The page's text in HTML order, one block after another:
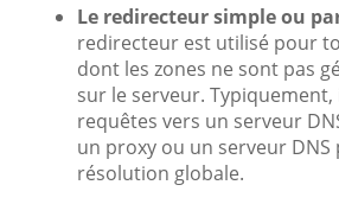
Le redirecteur simple ou
redirecteur est utilisé pour
dont les zones ne sont pas
sur le serveur. Typiquement,
requêtes vers un serveur
un proxy ou un serveur
résolution globale.